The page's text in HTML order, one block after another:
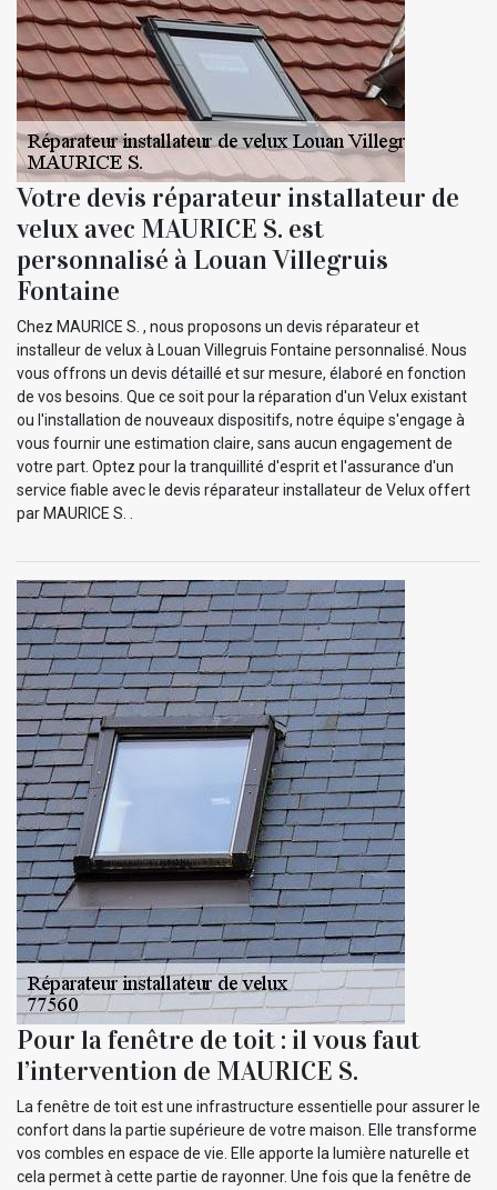
Votre devis réparateur installateur de
velux avec MAURICE S. est
personnalisé à Louan Villegruis
Fontaine
Chez MAURICE S. , nous proposons un devis réparateur et
installeur de velux à Louan Villegruis Fontaine personnalisé. Nous
vous offrons un devis détaillé et sur mesure, élaboré en fonction
de vos besoins. Que ce soit pour la réparation d'un Velux existant
ou l'installation de nouveaux dispositifs, notre équipe s'engage à
vous fournir une estimation claire, sans aucun engagement de
votre part. Optez pour la tranquillité d'esprit et l'assurance d'un
service fiable avec le devis réparateur installateur de Velux offert
par MAURICE S. .
Pour la fenêtre de toit : il vous faut
l’intervention de MAURICE S.
La fenêtre de toit est une infrastructure essentielle pour assurer le
confort dans la partie supérieure de votre maison. Elle transforme
vos combles en espace de vie. Elle apporte la lumière naturelle et
cela permet à cette partie de rayonner. Une fois que la fenêtre de